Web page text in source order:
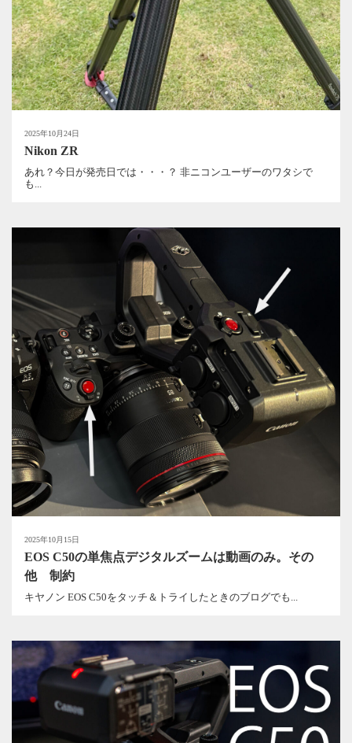
2025年10月24日
Nikon ZR
あれ？今日が発売日では・・・？ 非ニコンユーザーのワタシで
も...
2025年10月15日
EOS C50の単焦点デジタルズームは動画のみ。その
他 制約
キヤノン EOS C50をタッチ＆トライしたときのブログでも...